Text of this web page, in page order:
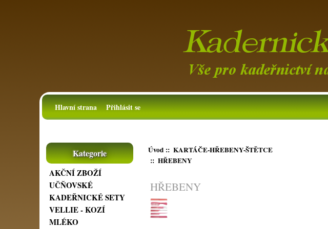
Hlavní strana Přihlásit se
Kategorie
AKČNÍ ZBOŽÍ
UČŇOVSKÉ
KADEŘNICKÉ SETY
VELLIE - KOZÍ
MLÉKO
Úvod:: KARTÁČE-HŘEBENY-ŠTĚTCE
:: HŘEBENY
HŘEBENY